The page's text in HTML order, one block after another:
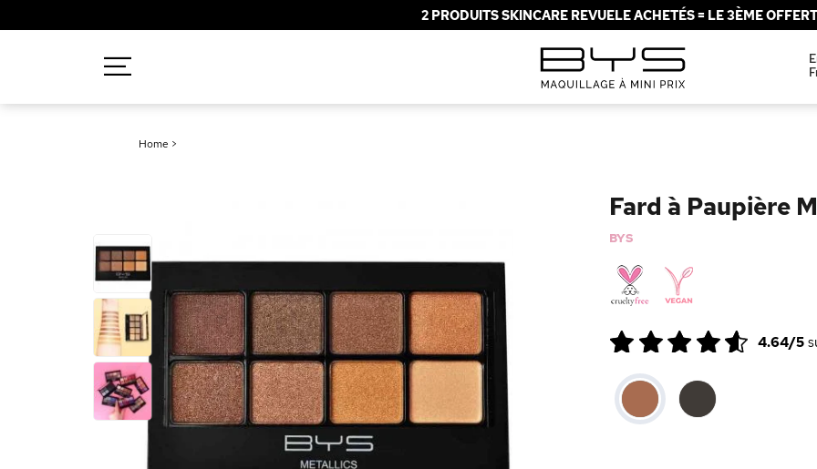
2 PRODUITS SKINCARE REVUELE ACHETÉS = LE 3ÈME
Home >
Fard à Paupière
BYS
4.64/5
Solaire
Brumes
Blush
Rouge à Lèvres